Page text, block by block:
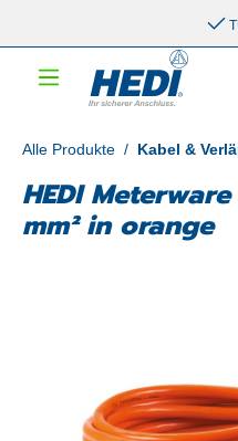
TÜV
Alle Produkte / Kabel &
HEDI
mm² in orange